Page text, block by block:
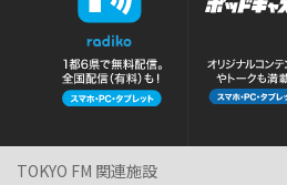
TOKYO FM 関連施設